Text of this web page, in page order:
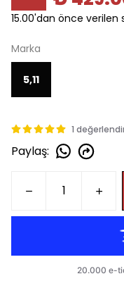
15.00'dan önce verilen
Marka
5,11
1
Paylaş: